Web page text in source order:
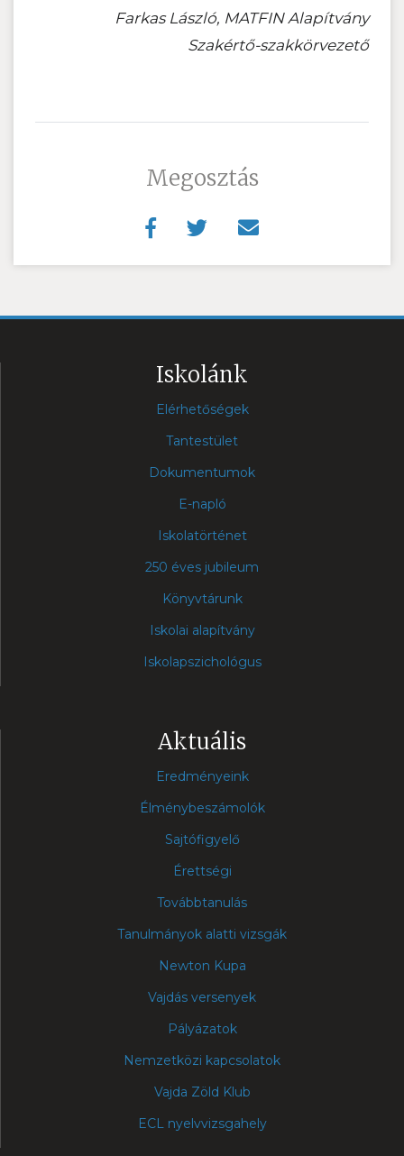
Farkas László, MATFIN Alapítvány
Szakértő-szakkörvezető
Megosztás
Iskolánk
Elérhetőségek
Tantestület
Dokumentumok
E-napló
Iskolatörténet
250 éves jubileum
Könyvtárunk
Iskolai alapítvány
Iskolapszichológus
Aktuális
Eredményeink
Élménybeszámolók
Sajtófigyelő
Érettségi
Továbbtanulás
Tanulmányok alatti vizsgák
Newton Kupa
Vajdás versenyek
Pályázatok
Nemzetközi kapcsolatok
Vajda Zöld Klub
ECL nyelvvizsgahely